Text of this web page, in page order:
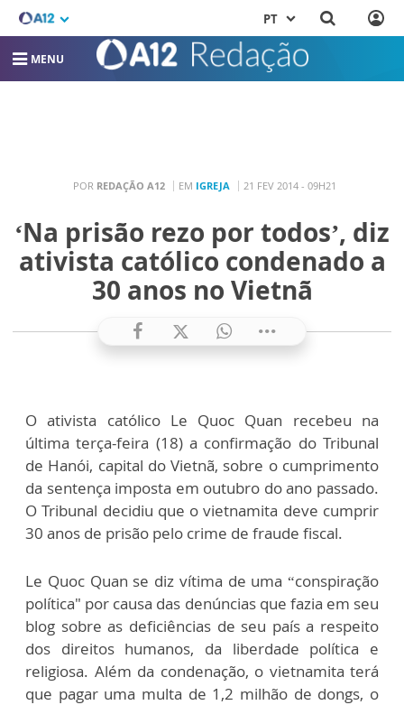
PT
MENU
POR REDAÇÃO A12 EM IGREJA 21 FEV 2014 - 09H21
‘Na prisão rezo por todos’, diz
ativista católico condenado a
30 anos no Vietnã
O ativista católico Le Quoc Quan recebeu na
última terça-feira (18) a confirmação do Tribunal
de Hanói, capital do Vietnã, sobre o cumprimento
da sentença imposta em outubro do ano passado.
O Tribunal decidiu que o vietnamita deve cumprir
30 anos de prisão pelo crime de fraude fiscal.
Le Quoc Quan se diz vítima de uma “conspiração
política" por causa das denúncias que fazia em seu
blog sobre as deficiências de seu país a respeito
dos direitos humanos, da liberdade política e
religiosa. Além da condenação, o vietnamita terá
que pagar uma multa de 1,2 milhão de dongs, o